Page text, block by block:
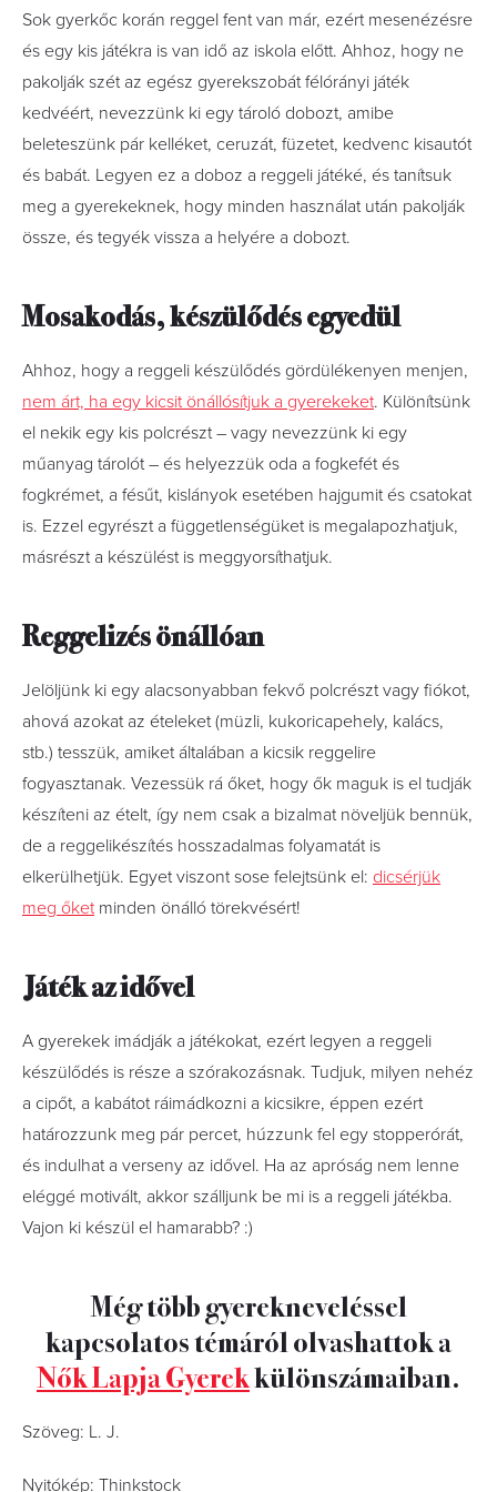
Sok gyerkőc korán reggel fent van már, ezért mesenézésre
és egy kis játékra is van idő az iskola előtt. Ahhoz, hogy ne
pakolják szét az egész gyerekszobát félórányi játék
kedvéért, nevezzünk ki egy tároló dobozt, amibe
beleteszünk pár kelléket, ceruzát, füzetet, kedvenc kisautót
és babát. Legyen ez a doboz a reggeli játéké, és tanítsuk
meg a gyerekeknek, hogy minden használat után pakolják
össze, és tegyék vissza a helyére a dobozt.
Mosakodás, készülődés egyedül
Ahhoz, hogy a reggeli készülődés gördülékenyen menjen,
nem árt, ha egy kicsit önállósítjuk a gyerekeket. Különítsünk
el nekik egy kis polcrészt – vagy nevezzünk ki egy
műanyag tárolót – és helyezzük oda a fogkefét és
fogkrémet, a fésűt, kislányok esetében hajgumit és csatokat
is. Ezzel egyrészt a függetlenségüket is megalapozhatjuk,
másrészt a készülést is meggyorsíthatjuk.
Reggelizés önállóan
Jelöljünk ki egy alacsonyabban fekvő polcrészt vagy fiókot,
ahová azokat az ételeket (müzli, kukoricapehely, kalács,
stb.) tesszük, amiket általában a kicsik reggelire
fogyasztanak. Vezessük rá őket, hogy ők maguk is el tudják
készíteni az ételt, így nem csak a bizalmat növeljük bennük,
de a reggelikészítés hosszadalmas folyamatát is
elkerülhetjük. Egyet viszont sose felejtsünk el: dicsérjük
meg őketminden önálló törekvésért!
Játék az idővel
A gyerekek imádják a játékokat, ezért legyen a reggeli
készülődés is része a szórakozásnak. Tudjuk, milyen nehéz
a cipőt, a kabátot ráimádkozni a kicsikre, éppen ezért
határozzunk meg pár percet, húzzunk fel egy stopperórát,
és indulhat a verseny az idővel. Ha az apróság nem lenne
eléggé motivált, akkor szálljunk be mi is a reggeli játékba.
Vajon ki készül el hamarabb? :)
Még több gyerekneveléssel
kapcsolatos témáról olvashattok a
Nők Lapja Gyerekkülönszámaiban.
Szöveg: L. J.
Nyitókép: Thinkstock